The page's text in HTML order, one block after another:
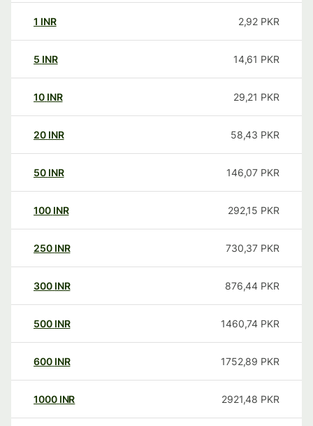
1 INR 2,92 PKR
5 INR 14,61 PKR
10 INR 29,21 PKR
20 INR 58,43 PKR
50 INR 146,07 PKR
100 INR 292,15 PKR
250 INR 730,37 PKR
300 INR 876,44 PKR
500 INR 1460,74 PKR
600 INR 1752,89 PKR
1000 INR 2921,48 PKR